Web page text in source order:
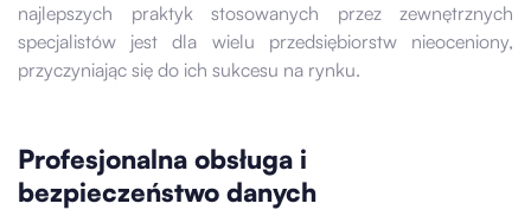
najlepszych praktyk stosowanych przez zewnętrznych
specjalistów jest dla wielu przedsiębiorstw nieoceniony,
przyczyniając się do ich sukcesu na rynku.
Profesjonalna obsługa i
bezpieczeństwo danych